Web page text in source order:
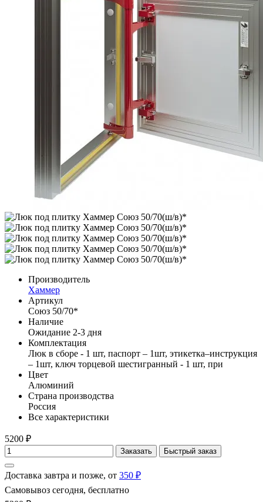
Производитель
Хаммер
Артикул
Союз 50/70*
Наличие
Ожидание 2-3 дня
Комплектация
Люк в сборе - 1 шт, паспорт – 1шт, этикетка–инструкция
– 1шт, ключ торцевой шестигранный - 1 шт, при
Цвет
Алюминий
Страна производства
Россия
Все характеристики
5200 ₽
Заказать Быстрый заказ
Доставка завтра и позже, от 350 ₽
Самовывоз сегодня, бесплатно